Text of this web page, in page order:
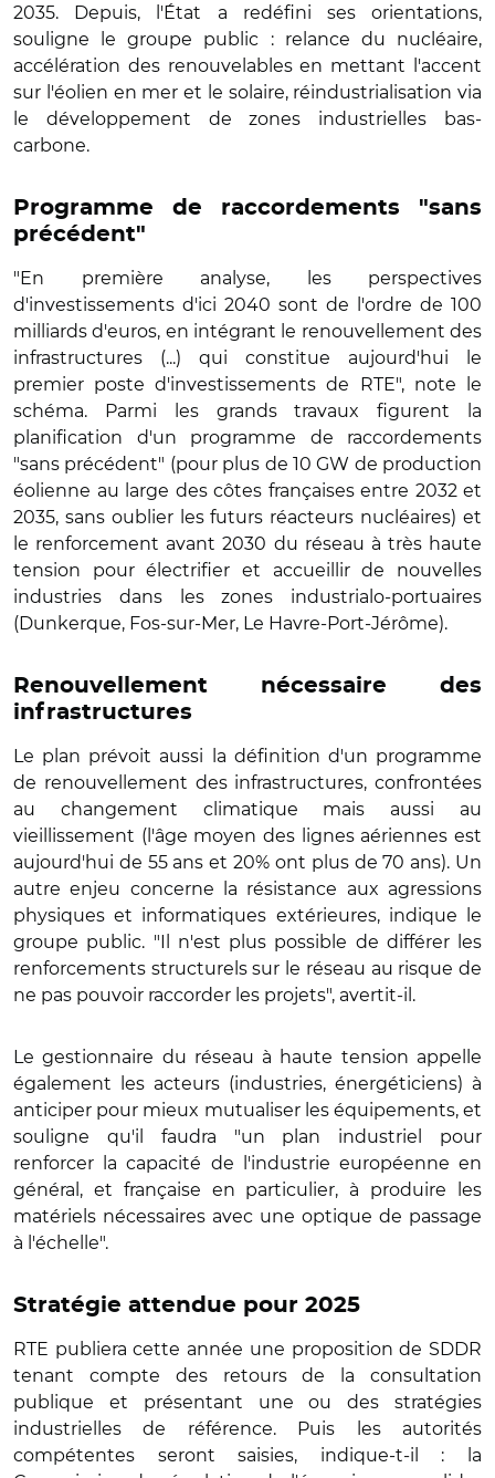
2035. Depuis, l'État a redéfini ses orientations,
souligne le groupe public : relance du nucléaire,
accélération des renouvelables en mettant l'accent
sur l'éolien en mer et le solaire, réindustrialisation via
le développement de zones industrielles bas-
carbone.
Programme de raccordements "sans
précédent"
"En première analyse, les perspectives
d'investissements d'ici 2040 sont de l'ordre de 100
milliards d'euros, en intégrant le renouvellement des
infrastructures (...) qui constitue aujourd'hui le
premier poste d'investissements de RTE", note le
schéma. Parmi les grands travaux figurent la
planification d'un programme de raccordements
"sans précédent" (pour plus de 10 GW de production
éolienne au large des côtes françaises entre 2032 et
2035, sans oublier les futurs réacteurs nucléaires) et
le renforcement avant 2030 du réseau à très haute
tension pour électrifier et accueillir de nouvelles
industries dans les zones industrialo-portuaires
(Dunkerque, Fos-sur-Mer, Le Havre-Port-Jérôme).
Renouvellement nécessaire des
infrastructures
Le plan prévoit aussi la définition d'un programme
de renouvellement des infrastructures, confrontées
au changement climatique mais aussi au
vieillissement (l'âge moyen des lignes aériennes est
aujourd'hui de 55 ans et 20% ont plus de 70 ans). Un
autre enjeu concerne la résistance aux agressions
physiques et informatiques extérieures, indique le
groupe public. "Il n'est plus possible de différer les
renforcements structurels sur le réseau au risque de
ne pas pouvoir raccorder les projets", avertit-il.
Le gestionnaire du réseau à haute tension appelle
également les acteurs (industries, énergéticiens) à
anticiper pour mieux mutualiser les équipements, et
souligne qu'il faudra "un plan industriel pour
renforcer la capacité de l'industrie européenne en
général, et française en particulier, à produire les
matériels nécessaires avec une optique de passage
à l'échelle".
Stratégie attendue pour 2025
RTE publiera cette année une proposition de SDDR
tenant compte des retours de la consultation
publique et présentant une ou des stratégies
industrielles de référence. Puis les autorités
compétentes seront saisies, indique-t-il : la